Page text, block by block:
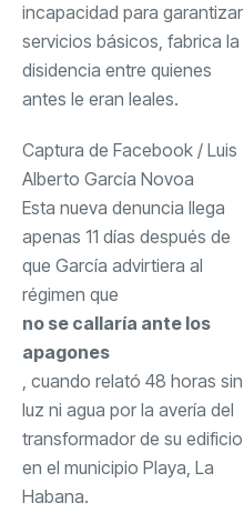
incapacidad para garantizar
servicios básicos, fabrica la
disidencia entre quienes
antes le eran leales.
Captura de Facebook / Luis
Alberto García Novoa
Esta nueva denuncia llega
apenas 11 días después de
que García advirtiera al
régimen que
no se callaría ante los
apagones
, cuando relató 48 horas sin
luz ni agua por la avería del
transformador de su edificio
en el municipio Playa, La
Habana.